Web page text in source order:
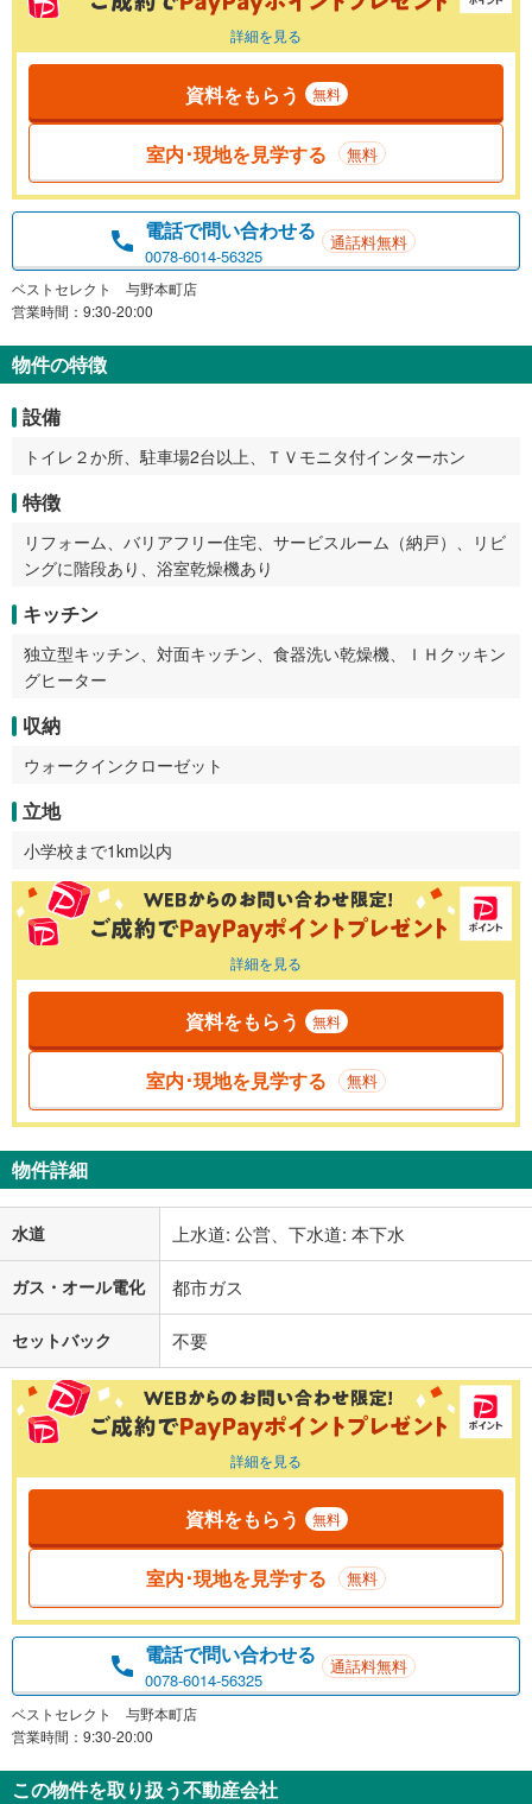
詳細を見る
資料をもらう 無料
室内･現地を見学する 無料
電話で問い合わせる
0078-6014-56325
通話料無料
ベストセレクト 与野本町店
営業時間：9:30-20:00
物件の特徴
設備
トイレ２か所、駐車場2台以上、ＴＶモニタ付インターホン
特徴
リフォーム、バリアフリー住宅、サービスルーム（納戸）、リビ
ングに階段あり、浴室乾燥機あり
キッチン
独立型キッチン、対面キッチン、食器洗い乾燥機、ＩＨクッキン
グヒーター
収納
ウォークインクローゼット
立地
小学校まで1km以内
詳細を見る
資料をもらう 無料
室内･現地を見学する 無料
物件詳細
水道 上水道: 公営、下水道: 本下水
ガス・オール電化 都市ガス
セットバック 不要
詳細を見る
資料をもらう 無料
室内･現地を見学する 無料
電話で問い合わせる
0078-6014-56325
通話料無料
ベストセレクト 与野本町店
営業時間：9:30-20:00
この物件を取り扱う不動産会社